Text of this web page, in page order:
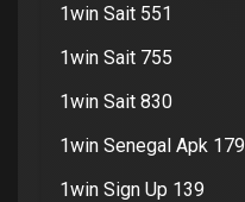
1win Sait 551
1win Sait 755
1win Sait 830
1win Senegal Apk 179
1win Sign Up 139